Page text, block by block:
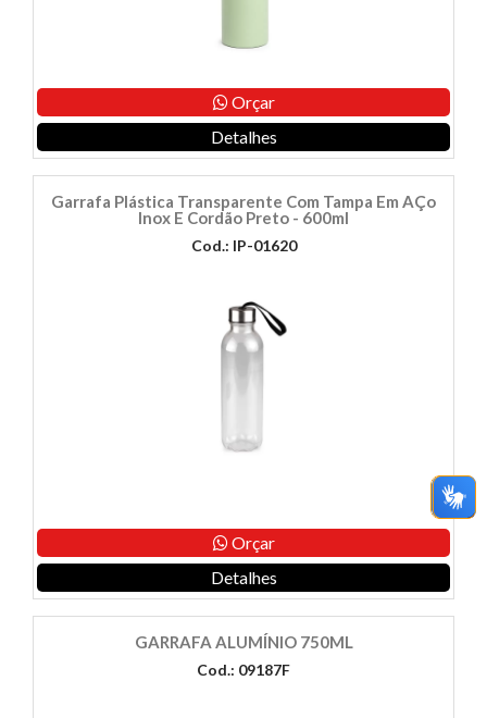
Orçar
Detalhes
Garrafa Plástica Transparente Com Tampa Em AÇo
Inox E Cordão Preto - 600ml
Cod.: IP-01620
Orçar
Detalhes
GARRAFA ALUMÍNIO 750ML
Cod.: 09187F